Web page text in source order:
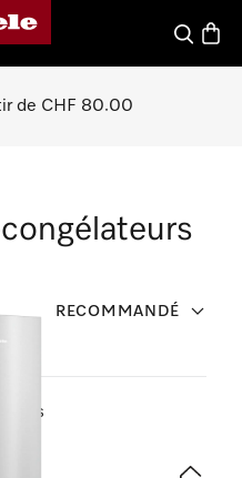
de Miele
Search
de CHF 80.00
RECOMMANDÉ